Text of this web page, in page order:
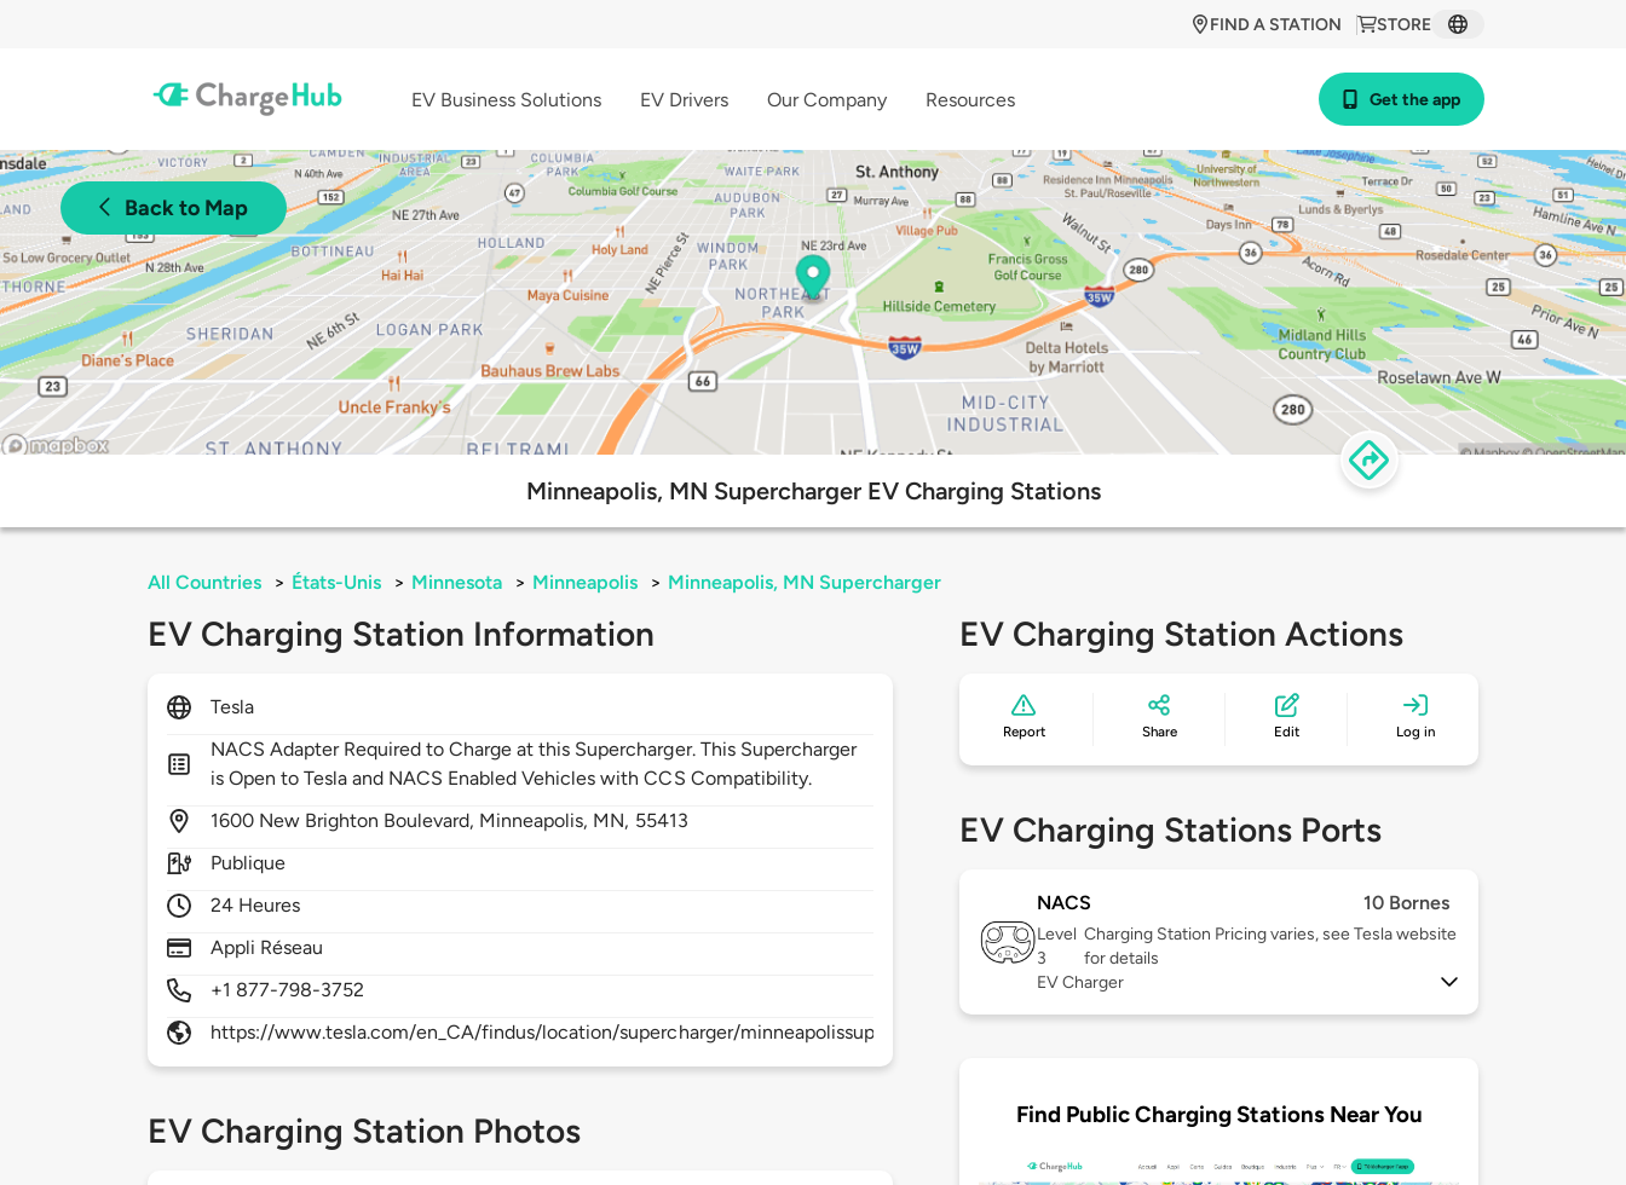
STORE
FIND A STATION
EV Business Solutions EV Drivers Our Company Resources Get the app
Back to Map
Minneapolis, MN Supercharger EV Charging Stations
All Countries > États-Unis > Minnesota > Minneapolis > Minneapolis, MN Supercharger
EV Charging Station Information
Tesla
NACS Adapter Required to Charge at this Supercharger. This Supercharger
is Open to Tesla and NACS Enabled Vehicles with CCS Compatibility.
1600 New Brighton Boulevard, Minneapolis, MN, 55413
Publique
24 Heures
Appli Réseau
+1 877-798-3752
https://www.tesla.com/en_CA/findus/location/supercharger/minneapolissupercharger
EV Charging Station Photos
EV Charging Station Actions
Report Share Edit Log in
EV Charging Stations Ports
NACS 10 Bornes
Level
3
Charging Station Pricing varies, see Tesla website
for details
EV Charger
Find Public Charging Stations Near You